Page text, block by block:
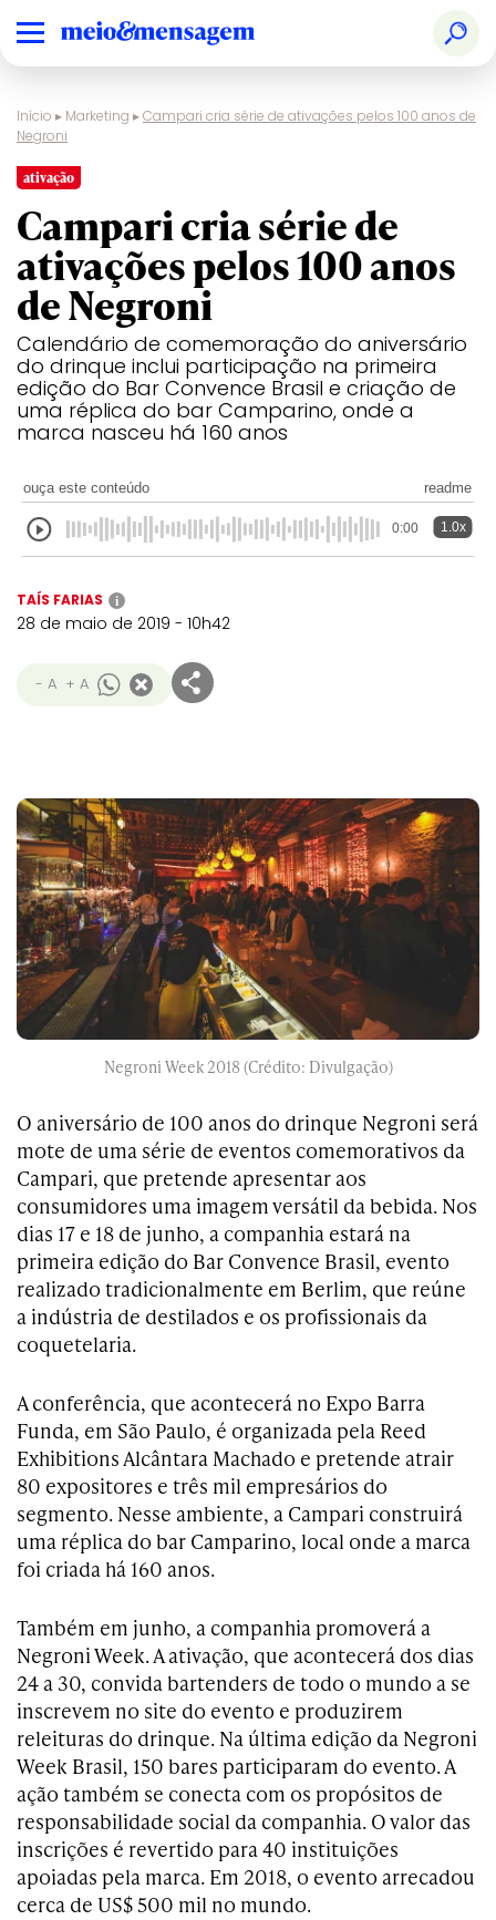
Início ▸ Marketing ▸Campari cria série de ativações pelos 100 anos de
Negroni
ativação
Campari cria série de
ativações pelos 100 anos
de Negroni
Calendário de comemoração do aniversário
do drinque inclui participação na primeira
edição do Bar Convence Brasil e criação de
uma réplica do bar Camparino, onde a
marca nasceu há 160 anos
ouça este conteúdo readme
0:00 1.0x
TAÍS FARIAS i
28 de maio de 2019 - 10h42
- A + A
Negroni Week 2018 (Crédito: Divulgação)
O aniversário de 100 anos do drinque Negroni será
mote de uma série de eventos comemorativos da
Campari, que pretende apresentar aos
consumidores uma imagem versátil da bebida. Nos
dias 17 e 18 de junho, a companhia estará na
primeira edição do Bar Convence Brasil, evento
realizado tradicionalmente em Berlim, que reúne
a indústria de destilados e os profissionais da
coquetelaria.
A conferência, que acontecerá no Expo Barra
Funda, em São Paulo, é organizada pela Reed
Exhibitions Alcântara Machado e pretende atrair
80 expositores e três mil empresários do
segmento. Nesse ambiente, a Campari construirá
uma réplica do bar Camparino, local onde a marca
foi criada há 160 anos.
Também em junho, a companhia promoverá a
Negroni Week. A ativação, que acontecerá dos dias
24 a 30, convida bartenders de todo o mundo a se
inscrevem no site do evento e produzirem
releituras do drinque. Na última edição da Negroni
Week Brasil, 150 bares participaram do evento. A
ação também se conecta com os propósitos de
responsabilidade social da companhia. O valor das
inscrições é revertido para 40 instituições
apoiadas pela marca. Em 2018, o evento arrecadou
cerca de US$ 500 mil no mundo.